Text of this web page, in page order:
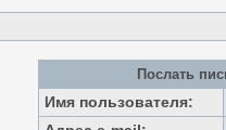
Послать
Имя пользователя: